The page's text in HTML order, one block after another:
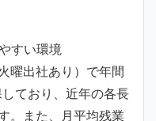
すい環境
曜出社あり）で年間
ており、近年の各長
。また、月平均残業